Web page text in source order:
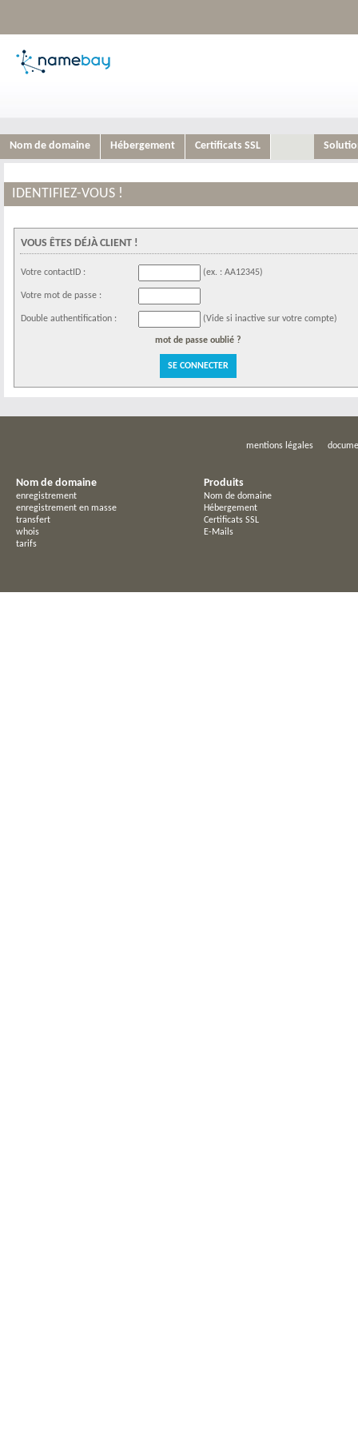
Nom de domaine Hébergement Certificats SSL
IDENTIFIEZ-VOUS !
VOUS ÊTES DÉJÀ CLIENT !
Votre contactID : (ex. : AA12345)
Votre mot de passe :
Double authentification : (Vide si inactive sur votre compte)
mot de passe oublié ?
mentions légales
Nom de domaine
enregistrement
enregistrement en masse
transfert
whois
tarifs
Produits
Nom de domaine
Hébergement
Certificats SSL
E-Mails